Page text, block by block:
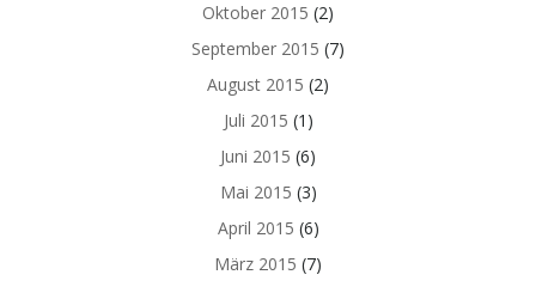
Oktober 2015 (2)
September 2015 (7)
August 2015 (2)
Juli 2015 (1)
Juni 2015 (6)
Mai 2015 (3)
April 2015 (6)
März 2015 (7)